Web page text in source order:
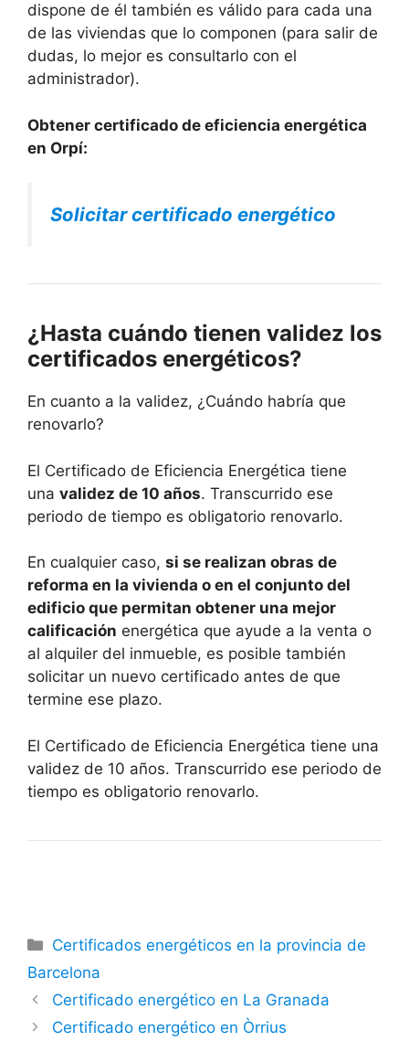
dispone de él también es válido para cada una
de las viviendas que lo componen (para salir de
dudas, lo mejor es consultarlo con el
administrador).
Obtener certificado de eficiencia energética
en Orpí:
Solicitar certificado energético
¿Hasta cuándo tienen validez los
certificados energéticos?
En cuanto a la validez, ¿Cuándo habría que
renovarlo?
El Certificado de Eficiencia Energética tiene
una validez de 10 años. Transcurrido ese
periodo de tiempo es obligatorio renovarlo.
En cualquier caso, si se realizan obras de
reforma en la vivienda o en el conjunto del
edificio que permitan obtener una mejor
calificación energética que ayude a la venta o
al alquiler del inmueble, es posible también
solicitar un nuevo certificado antes de que
termine ese plazo.
El Certificado de Eficiencia Energética tiene una
validez de 10 años. Transcurrido ese periodo de
tiempo es obligatorio renovarlo.
Categorías
Certificados energéticos en la provincia de
Barcelona
Certificado energético en La Granada
Certificado energético en Òrrius